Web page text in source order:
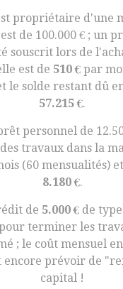
propriétaire d'une
de 100.000 € ; un
souscrit lors de
est de 510 € par
le solde restant dû
57.215 €.
personnel de
travaux dans la
(60 mensualités)
8.180 €.
de 5.000 €de
terminer les
; le coût mensuel
prévoir de
capital !